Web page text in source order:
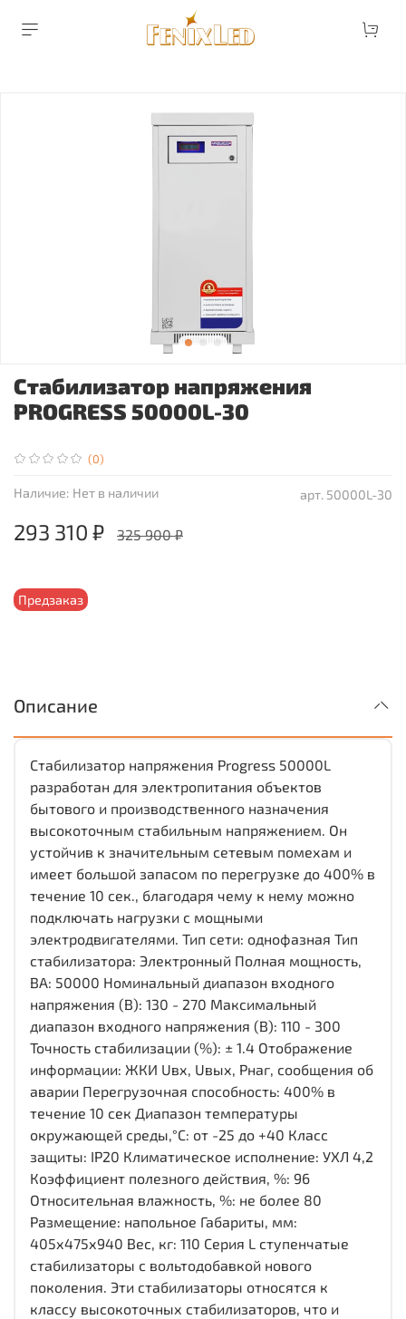
(0)
арт. 50000L-30
Наличие: Нет в наличии
Предзаказ
Стабилизатор напряжения
PROGRESS 50000L-30
293 310 ₽ 325 900 ₽
Описание
Стабилизатор напряжения Progress 50000L
разработан для электропитания объектов
бытового и производственного назначения
высокоточным стабильным напряжением. Он
устойчив к значительным сетевым помехам и
имеет большой запасом по перегрузке до 400% в
течение 10 сек., благодаря чему к нему можно
подключать нагрузки с мощными
электродвигателями. Тип сети: однофазная Тип
стабилизатора: Электронный Полная мощность,
ВА: 50000 Номинальный диапазон входного
напряжения (В): 130 - 270 Максимальный
диапазон входного напряжения (В): 110 - 300
Точность стабилизации (%): ± 1.4 Отображение
информации: ЖКИ Uвх, Uвых, Pнаг, сообщения об
аварии Перегрузочная способность: 400% в
течение 10 сек Диапазон температуры
окружающей среды,°С: от -25 до +40 Класс
защиты: IP20 Климатическое исполнение: УХЛ 4,2
Коэффициент полезного действия, %: 96
Относительная влажность, %: не более 80
Размещение: напольное Габариты, мм:
405х475х940 Вес, кг: 110 Cерия L ступенчатые
стабилизаторы с вольтодобавкой нового
поколения. Эти стабилизаторы относятся к
класcу высокоточных стабилизаторов, что и